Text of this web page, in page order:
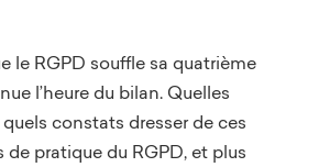
le RGPD souffle sa quatrième
l’heure du bilan. Quelles
constats dresser de ces
de pratique du RGPD, et plus